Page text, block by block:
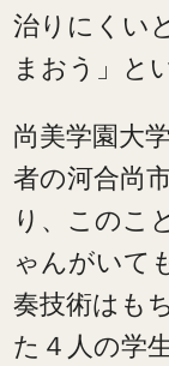
治りにくい
まおう」と
尚美学園大
者の河合尚
り、このこ
ゃんがいて
奏技術はも
た４人の学